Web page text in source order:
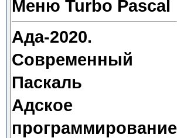
Меню Turbo Pascal
Ада-2020.
Современный
Паскаль
Адское
программирование